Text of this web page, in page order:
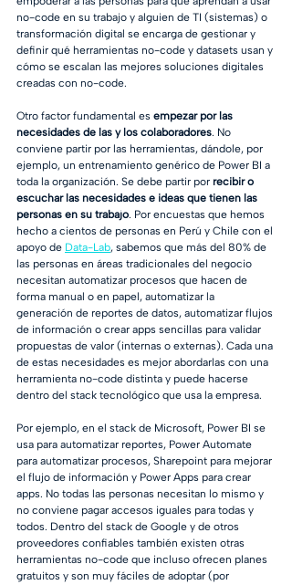
no-code en su trabajo y alguien de TI (sistemas) o
transformación digital se encarga de gestionar y
definir qué herramientas no-code y datasets usan y
cómo se escalan las mejores soluciones digitales
creadas con no-code.
Otro factor fundamental es empezar por las
necesidades de las y los colaboradores. No
conviene partir por las herramientas, dándole, por
ejemplo, un entrenamiento genérico de Power BI a
toda la organización. Se debe partir por recibir o
escuchar las necesidades e ideas que tienen las
personas en su trabajo. Por encuestas que hemos
hecho a cientos de personas en Perú y Chile con el
apoyo de Data-Lab, sabemos que más del 80% de
las personas en áreas tradicionales del negocio
necesitan automatizar procesos que hacen de
forma manual o en papel, automatizar la
generación de reportes de datos, automatizar flujos
de información o crear apps sencillas para validar
propuestas de valor (internas o externas). Cada una
de estas necesidades es mejor abordarlas con una
herramienta no-code distinta y puede hacerse
dentro del stack tecnológico que usa la empresa.
Por ejemplo, en el stack de Microsoft, Power BI se
usa para automatizar reportes, Power Automate
para automatizar procesos, Sharepoint para mejorar
el flujo de información y Power Apps para crear
apps. No todas las personas necesitan lo mismo y
no conviene pagar accesos iguales para todas y
todos. Dentro del stack de Google y de otros
proveedores confiables también existen otras
herramientas no-code que incluso ofrecen planes
gratuitos y son muy fáciles de adoptar (por